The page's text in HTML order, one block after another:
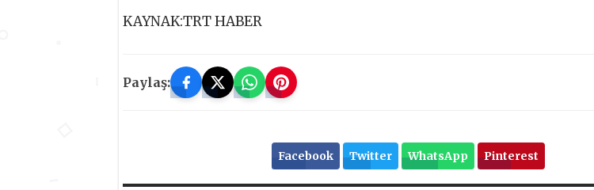
KAYNAK:TRT HABER
Paylaş:
Facebook Twitter WhatsApp Pinterest